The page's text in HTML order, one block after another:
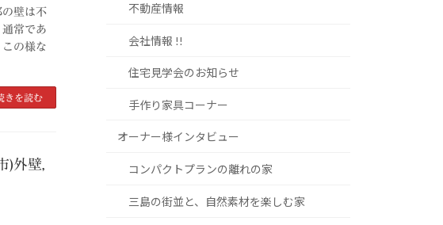
壁は不
常であ
の様な
きを読む
)外壁,
不動産情報
会社情報 !!
住宅見学会のお知らせ
手作り家具コーナー
オーナー様インタビュー
コンパクトプランの離れの家
三島の街並と、自然素材を楽しむ家